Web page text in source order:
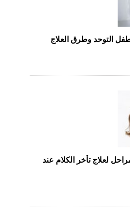
التوحد وطرق العلاج
لـ”البلاد”: 3 مراحل لعلاج تأخر الكلام عند